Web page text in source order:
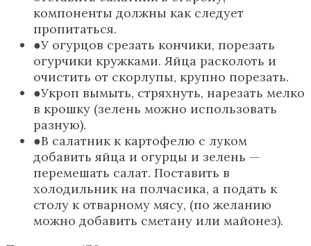
компоненты должны как следует
пропитаться.
У огурцов срезать кончики, порезать
огурчики кружками. Яйца расколоть и
очистить от скорлупы, крупно порезать.
Укроп вымыть, стряхнуть, нарезать мелко
в крошку (зелень можно использовать
разную).
В салатник к картофелю с луком
добавить яйца и огурцы и зелень —
перемешать салат. Поставить в
холодильник на полчасика, а подать к
столу к отварному мясу, (по желанию
можно добавить сметану или майонез).